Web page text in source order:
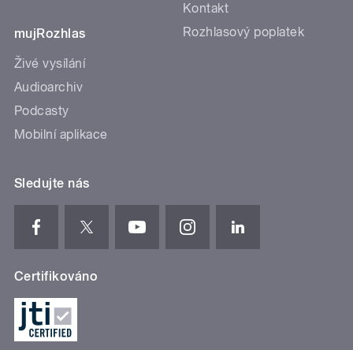
mujRozhlas
Živé vysílání
Audioarchiv
Podcasty
Mobilní aplikace
Kontakt
Rozhlasový poplatek
Sledujte nás
Certifikováno